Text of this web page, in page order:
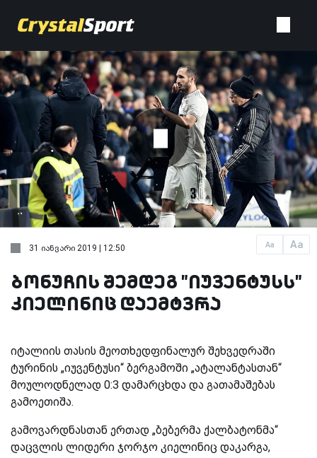
Aa Aa
31 იანვარი 2019 | 12:50
ბონუჩის შემდეგ "იუვენტუსს"
კიელინიც დაემტვრა
იტალიის თასის მეოთხედფინალურ შეხვედრაში
ტურინის „იუვენტუსი“ ბერგამოში „ატალანტასთან“
მოულოდნელად 0:3 დამარცხდა და გათამაშებას
გამოეთიშა.
გამოვარდნასთან ერთად „ბებერმა ქალბატონმა“
დაცვლის ლიდერი ჯორჯო კიელინიც დაკარგა,